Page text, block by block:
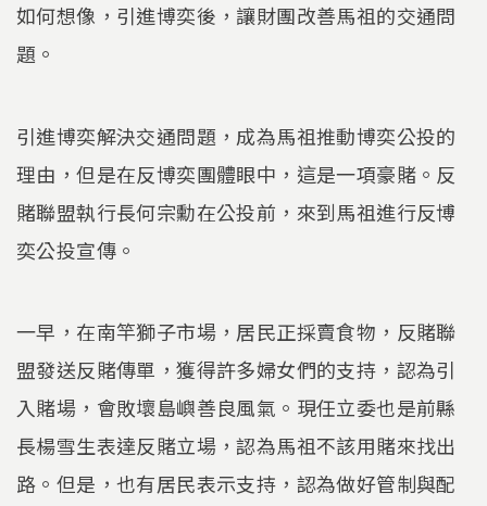
如何想像，引進博奕後，讓財團改善馬祖的交通問
題。
引進博奕解決交通問題，成為馬祖推動博奕公投的
理由，但是在反博奕團體眼中，這是一項豪賭。反
賭聯盟執行長何宗勳在公投前，來到馬祖進行反博
奕公投宣傳。
一早，在南竿獅子市場，居民正採賣食物，反賭聯
盟發送反賭傳單，獲得許多婦女們的支持，認為引
入賭場，會敗壞島嶼善良風氣。現任立委也是前縣
長楊雪生表達反賭立場，認為馬祖不該用賭來找出
路。但是，也有居民表示支持，認為做好管制與配